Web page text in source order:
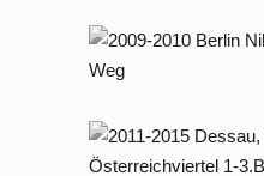
2009 – 2010
Osthofener Weg
Dessau,